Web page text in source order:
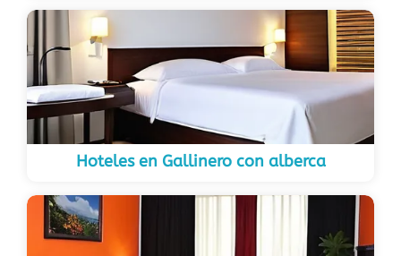
Hoteles en Gallinero con alberca